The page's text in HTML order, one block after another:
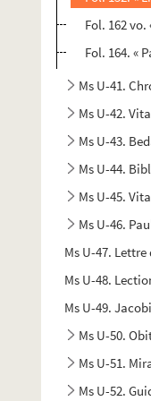
Fol. 162
Fol. 164. «
Ms U-41.
Ms U-42.
Ms U-43.
Ms U-44.
Ms U-45.
Ms U-46.
Ms U-47.
Ms U-48.
Ms U-49.
Ms U-50.
Ms U-51.
Ms U-52.